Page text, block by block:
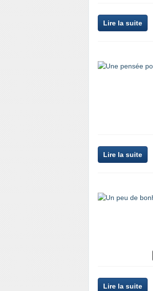
Lire la suite
Lire la suite
Lire la suite